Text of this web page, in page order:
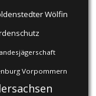
Wölfin
Vorpommern